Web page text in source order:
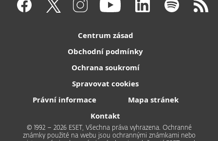
Centrum zásad
Obchodní podmínky
Ochrana soukromí
Spravovat cookies
Právní informace
Mapa stránek
Kontakt
© 1992 – 2026 ESET, Všechna práva vyhrazena. Ochranné
známky použité na webu jsou ochrannými známkami nebo